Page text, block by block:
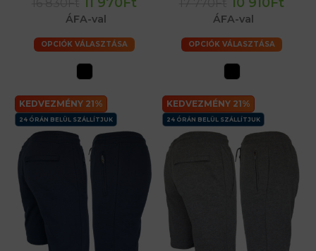
ÁFA-val
OPCIÓK VÁLASZTÁSA
ÁFA-val
OPCIÓK VÁLASZTÁSA
KEDVEZMÉNY 21%
24 ÓRÁN BELÜL SZÁLLÍTJUK
KEDVEZMÉNY 21%
24 ÓRÁN BELÜL SZÁLLÍTJUK